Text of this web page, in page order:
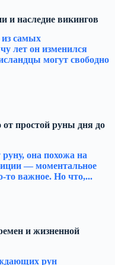
наследие викингов
из самых
лет он изменился
могут свободно
простой руны дня до
она похожа на
— моментальное
то важное. Но что,...
и жизненной
рун